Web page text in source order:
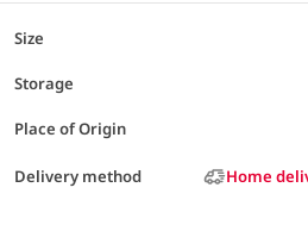
Size
Storage
Place of Origin
Delivery method Home